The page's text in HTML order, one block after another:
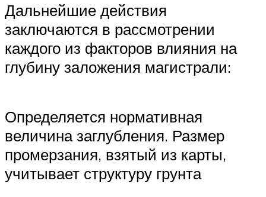
Дальнейшие действия
заключаются в рассмотрении
каждого из факторов влияния на
глубину заложения магистрали:
Определяется нормативная
величина заглубления. Размер
промерзания, взятый из карты,
учитывает структуру грунта